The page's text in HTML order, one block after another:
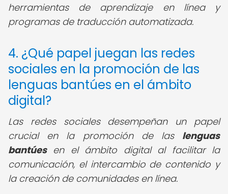
herramientas de aprendizaje en línea y
programas de traducción automatizada.
4. ¿Qué papel juegan las redes
sociales en la promoción de las
lenguas bantúes en el ámbito
digital?
Las redes sociales desempeñan un papel
crucial en la promoción de las lenguas
bantúesen el ámbito digital al facilitar la
comunicación, el intercambio de contenido y
la creación de comunidades en línea.